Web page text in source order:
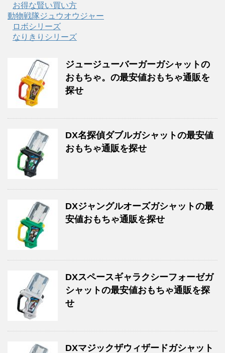
お得な賢い買い方
動物戦隊ジュウオウジャー
ロボシリーズ
なりきりシリーズ
ジュージューバーガーガシャットの
おもちゃ。の最安値おもちゃ通販を
探せ
DX名探偵ダブルガシャットの最安値
おもちゃ通販を探せ
DXジャングルオーズガシャットの最
安値おもちゃ通販を探せ
DXスペースギャラクシーフォーゼガ
シャットの最安値おもちゃ通販を探
せ
DXマジックザウィザードガシャット